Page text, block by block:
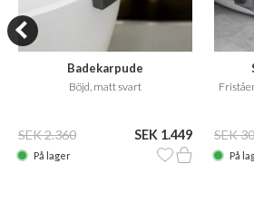
Badekarpude
Böjd, matt svart
SEK 2.360 SEK 1.449
På lager
SEK
På